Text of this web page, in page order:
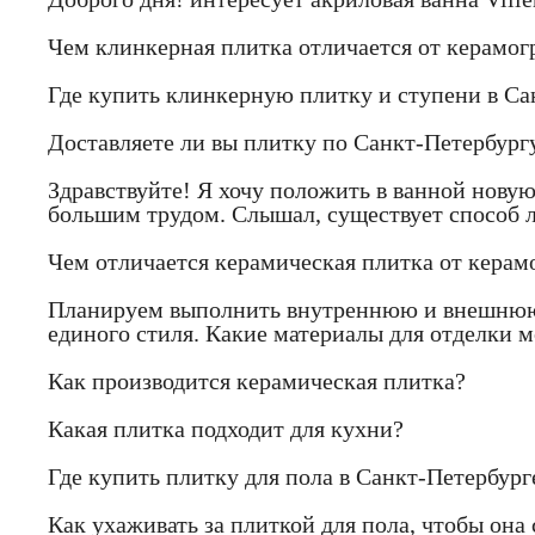
Чем клинкерная плитка отличается от
Где купить клинкерную плитку и ступени в
Доставляете ли вы плитку по Санкт-
Здравствуйте! Я хочу положить в ванной
большим трудом. Слышал, существует способ
Чем отличается керамическая плитка от
Планируем выполнить внутреннюю и
единого стиля. Какие материалы для отделки
Как производится керамическая плитка?
Какая плитка подходит для кухни?
Где купить плитку для пола в Санкт-
Как ухаживать за плиткой для пола, чтобы